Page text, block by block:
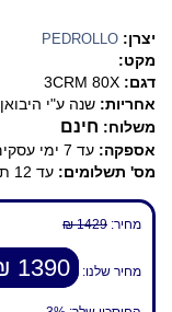
יצרן: PEDROLLO
מקט:
דגם: 3CRM 80X
אחריות: שנה ע"י היבואן
משלוח: חינם
אספקה: עד 7 ימי עסקים
מס' תשלומים: עד 12 תשלומים
מחיר: 1429 ₪
מחיר שלנו: 1390 ₪